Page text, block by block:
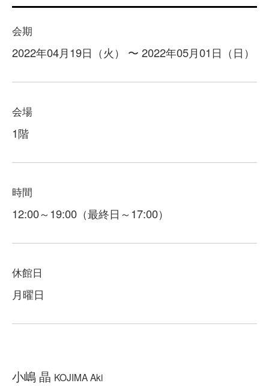
会期
2022年04月19日（火） 〜 2022年05月01日（日）
会場
1階
時間
12:00～19:00（最終日～17:00）
休館日
月曜日
小嶋 晶 KOJIMA Aki